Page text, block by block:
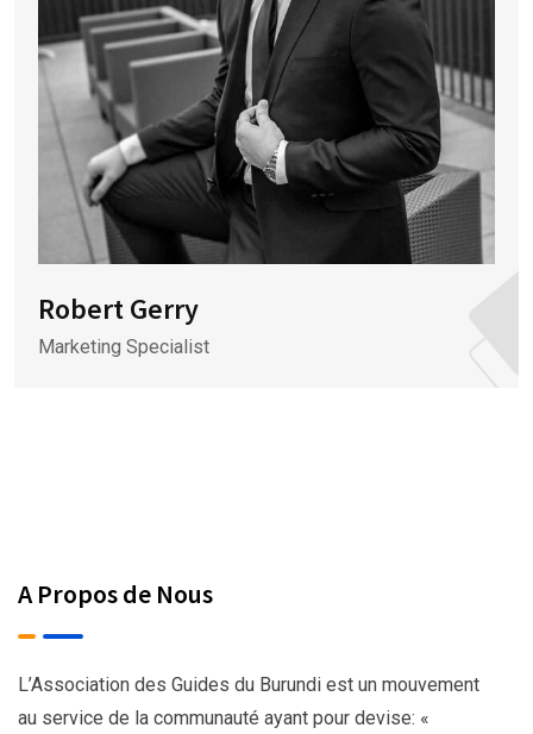
Robert Gerry
Marketing Specialist
A Propos de Nous
L’Association des Guides du Burundi est un mouvement
au service de la communauté ayant pour devise: «